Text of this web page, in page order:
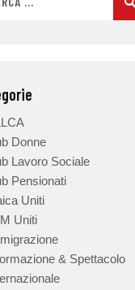
Donne
Lavoro Sociale
Pensionati
Uniti
Uniti
& Spettacolo